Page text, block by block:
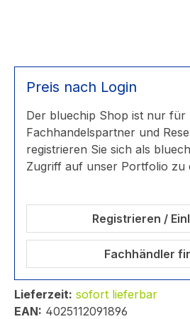
Preis nach Login
Der bluechip Shop ist nur für
Fachhandelspartner und
registrieren Sie sich als
Zugriff auf unser Portfolio zu
Registrieren /
Fachhändler
Lieferzeit: sofort lieferbar
EAN: 4025112091896